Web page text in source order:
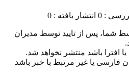
: 0 انتشار یافته : 0
شما، پس از تایید توسط مدیران
افترا باشد منتشر نخواهد شد.
فارسی یا غیر مرتبط با خبر باشد